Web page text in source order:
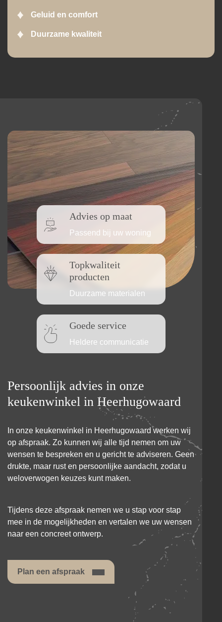
Geluid en comfort
Duurzame kwaliteit
Advies op maat
Passend bij uw woning
Topkwaliteit
producten
Duurzame materialen
Goede service
Heldere communicatie
Persoonlijk advies in onze
keukenwinkel in Heerhugowaard
In onze keukenwinkel in Heerhugowaard werken wij
op afspraak. Zo kunnen wij alle tijd nemen om uw
wensen te bespreken en u gericht te adviseren. Geen
drukte, maar rust en persoonlijke aandacht, zodat u
weloverwogen keuzes kunt maken.
Tijdens deze afspraak nemen we u stap voor stap
mee in de mogelijkheden en vertalen we uw wensen
naar een concreet ontwerp.
Plan een afspraak